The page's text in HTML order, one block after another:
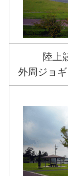
陸上
外周ジョ